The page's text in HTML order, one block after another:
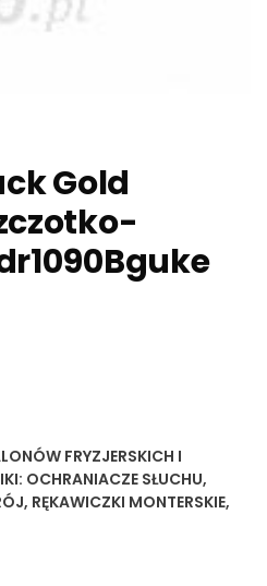
Gold
FRYZJERSKICH I
OCHRANIACZE SŁUCHU,
, RĘKAWICZKI MONTERSKIE,